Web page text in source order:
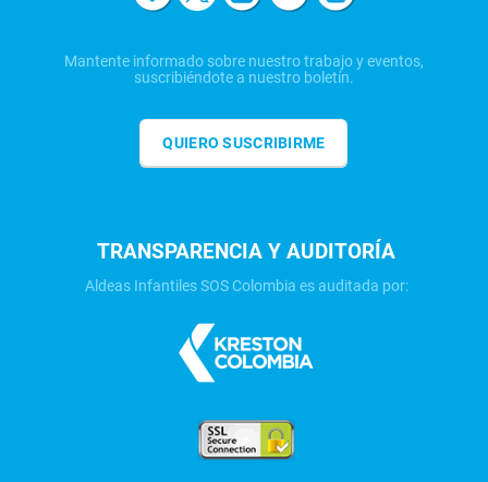
Mantente informado sobre nuestro trabajo y eventos,
suscribiéndote a nuestro boletín.
QUIERO SUSCRIBIRME
TRANSPARENCIA Y AUDITORÍA
Aldeas Infantiles SOS Colombia es auditada por: